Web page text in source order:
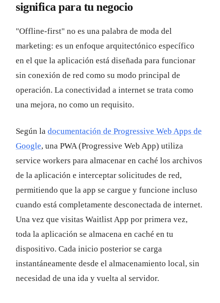
significa para tu negocio
"Offline-first" no es una palabra de moda del
marketing: es un enfoque arquitectónico específico
en el que la aplicación está diseñada para funcionar
sin conexión de red como su modo principal de
operación. La conectividad a internet se trata como
una mejora, no como un requisito.
Según la documentación de Progressive Web Apps de
Google, una PWA (Progressive Web App) utiliza
service workers para almacenar en caché los archivos
de la aplicación e interceptar solicitudes de red,
permitiendo que la app se cargue y funcione incluso
cuando está completamente desconectada de internet.
Una vez que visitas Waitlist App por primera vez,
toda la aplicación se almacena en caché en tu
dispositivo. Cada inicio posterior se carga
instantáneamente desde el almacenamiento local, sin
necesidad de una ida y vuelta al servidor.